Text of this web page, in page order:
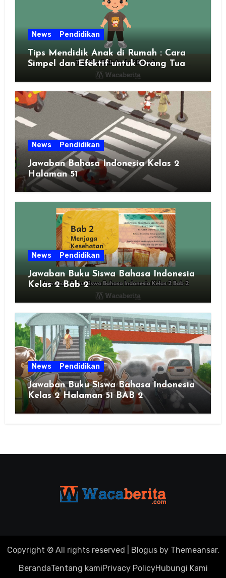
News Pendidikan
Tips Mendidik Anak di Rumah : Cara
Simpel dan Efektif untuk Orang Tua
Zaman Sekarang
News Pendidikan
Jawaban Bahasa Indonesia Kelas 2
Halaman 51
News Pendidikan
Jawaban Buku Siswa Bahasa Indonesia
Kelas 2 Bab 2
News Pendidikan
Jawaban Buku Siswa Bahasa Indonesia
Kelas 2 Halaman 51 BAB 2
Copyright © All rights reserved Blogusby Themeansar.
BerandaTentang kamiPrivacy PolicyHubungi Kami